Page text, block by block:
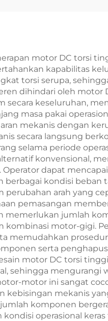
motor DC torsi
kapabilitas
torsi serupa,
dihindari oleh
secara keseluruhan,
masa pakai
mekanis dengan
secara langsung
selama periode
konvensional,
dapat
berbagai kondisi
perubahan arah
pemasangan
jumlah
kombinasi motor-gigi.
memudahkan
serta
motor DC torsi
sehingga
motor ini sangat
kebisingan mekanis
komponen
operasional